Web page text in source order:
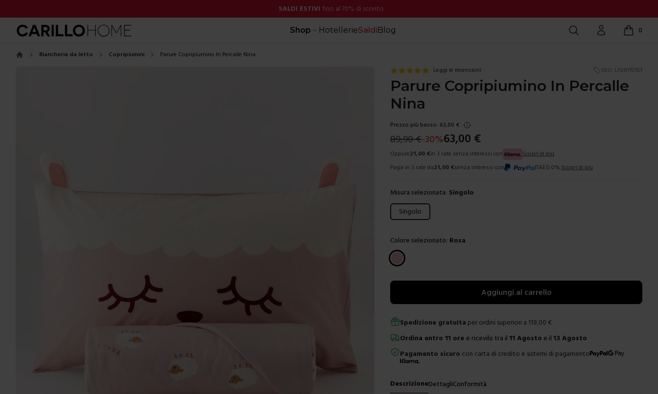
SALDI ESTIVI fino al 70% di sconto
Shop HotellerieSaldiBlog Cerca Account 0
items in
Biancheria da letto Copripiumini Parure Copripiumino In Percalle Nina
Leggi le recensioni SKU: LF08170101
Parure Copripiumino In Percalle
Nina
Prezzo più basso: 63,00 €
89,90€-30%63,00 €
Oppure21,00 €in 3 rate senza interessi con
Scopri di più
Paga in 3 rate da21,00 €senza interessi con TAEG 0%. Scopri di più
Misura selezionata: Singolo
Scegli una misura
Singolo
Colore selezionato: Rosa
Scegli un colore
Aggiungi al carrello
Spedizione gratuita per ordini superiori a 119,00 €
Ordina entro11 ore e ricevilo tra il11 Agosto e il 13 Agosto
Pagamento sicuro con carta di credito e sistemi di pagamento
DescrizioneDettagliConformità